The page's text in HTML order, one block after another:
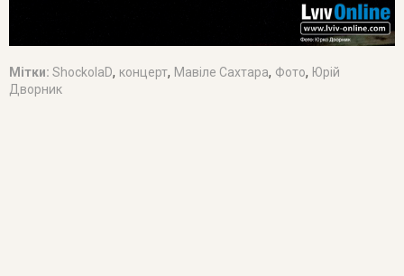
Мітки: ShockolaD, концерт, Мавіле Сахтара, Фото, Юрій
Дворник